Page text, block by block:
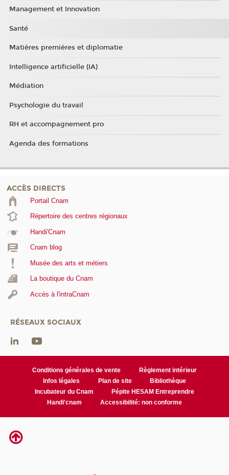
Management et Innovation
Santé
Matières premières et diplomatie
Intelligence artificielle (IA)
Médiation
Psychologie du travail
RH et accompagnement pro
Agenda des formations
ACCÈS DIRECTS
Portail Cnam
Répertoire des centres régionaux
Handi'Cnam
Cnam blog
Musée des arts et métiers
La boutique du Cnam
Accès à l'intraCnam
RÉSEAUX SOCIAUX
Conditions générales de vente
Règlement intérieur
Infos légales
Plan de site
Bibliothèque
Incubateur du Cnam
Pépite HESAM Entreprendre
Handi'cnam
Accessibilité: non conforme